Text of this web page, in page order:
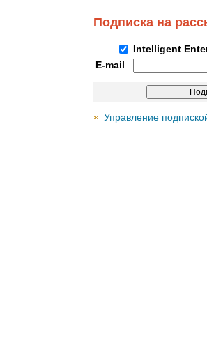
Подписка на
Intelligent
E-mail
Управление